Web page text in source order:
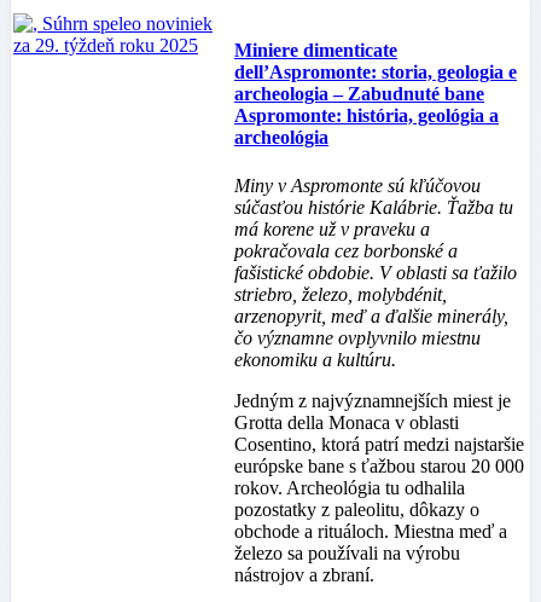
Miniere dimenticate
dell’Aspromonte: storia, geologia e
archeologia – Zabudnuté bane
Aspromonte: história, geológia a
archeológia
Miny v Aspromonte sú kľúčovou
súčasťou histórie Kalábrie. Ťažba tu
má korene už v praveku a
pokračovala cez borbonské a
fašistické obdobie. V oblasti sa ťažilo
striebro, železo, molybdénit,
arzenopyrit, meď a ďalšie minerály,
čo významne ovplyvnilo miestnu
ekonomiku a kultúru.
Jedným z najvýznamnejších miest je
Grotta della Monaca v oblasti
Cosentino, ktorá patrí medzi najstaršie
európske bane s ťažbou starou 20 000
rokov. Archeológia tu odhalila
pozostatky z paleolitu, dôkazy o
obchode a rituáloch. Miestna meď a
železo sa používali na výrobu
nástrojov a zbraní.